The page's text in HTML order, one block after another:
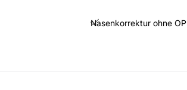
Nasenkorrektur ohne OP